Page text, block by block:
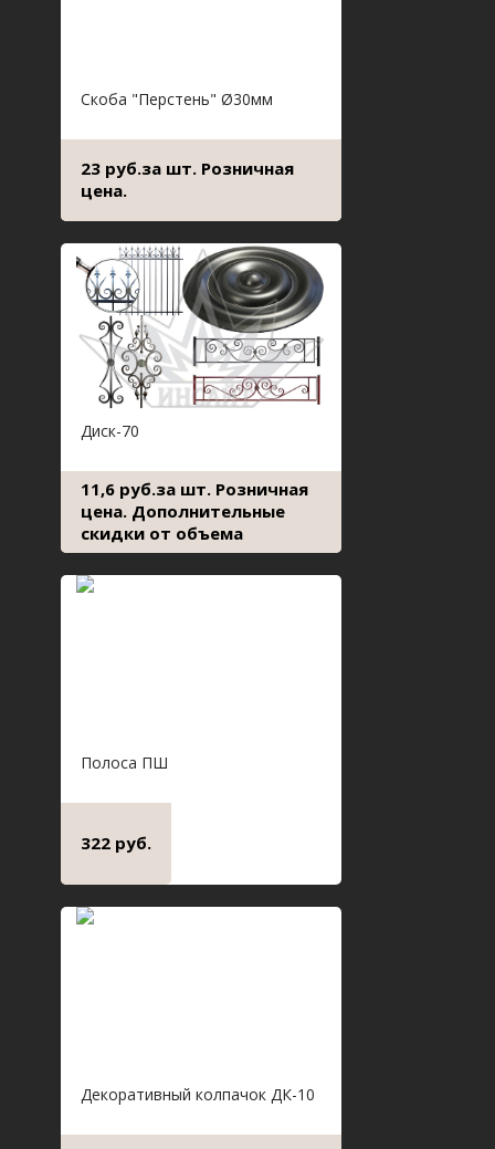
Скоба "Перстень" Ø30мм
23 руб.за шт. Розничная
цена.
Диск-70
11,6 руб.за шт. Розничная
цена. Дополнительные
скидки от объема
Полоса ПШ
322 руб.
Декоративный колпачок ДК-10